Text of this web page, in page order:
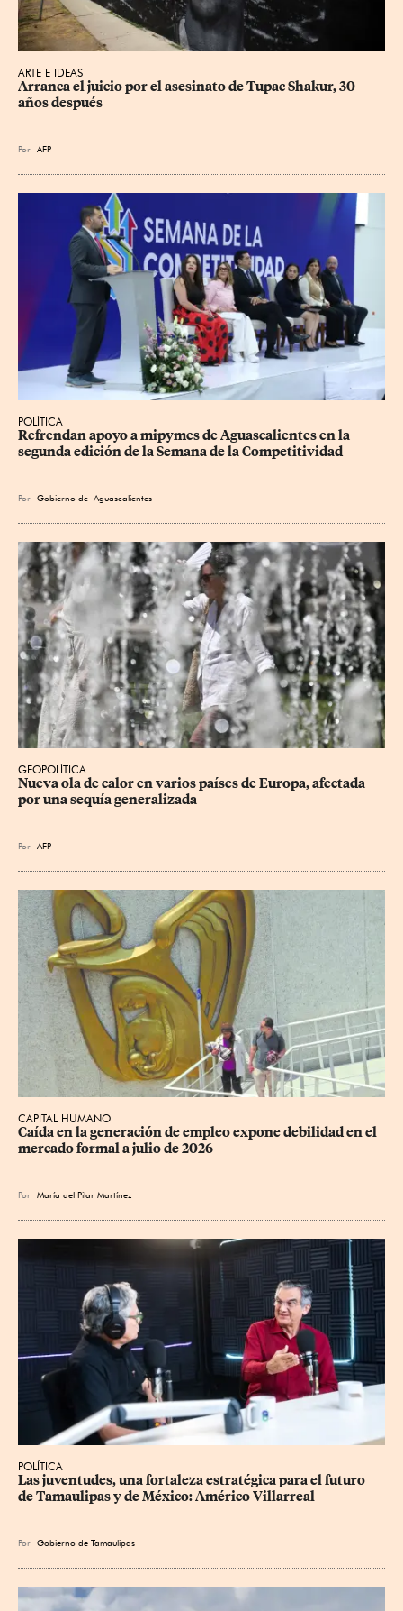
ARTE E IDEAS
Arranca el juicio por el asesinato de Tupac Shakur, 30
años después
Por AFP
POLÍTICA
Refrendan apoyo a mipymes de Aguascalientes en la
segunda edición de la Semana de la Competitividad
Por Gobierno de Aguascalientes
GEOPOLÍTICA
Nueva ola de calor en varios países de Europa, afectada
por una sequía generalizada
Por AFP
CAPITAL HUMANO
Caída en la generación de empleo expone debilidad en el
mercado formal a julio de 2026
Por María del Pilar Martínez
POLÍTICA
Las juventudes, una fortaleza estratégica para el futuro
de Tamaulipas y de México: Américo Villarreal
Por Gobierno de Tamaulipas